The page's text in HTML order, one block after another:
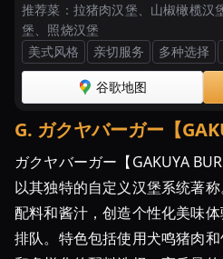
推荐菜： 拉猪肉汉堡、山椒橄榄汉
堡、照烧汉堡
美式风格
亲切服务 多种选择
谷歌地图
G. ガクヤバーガー【
ガクヤバーガー【GAKUYA
以其独特的自定义汉堡系统著称
配料和酱汁，创造个性化美味
排队。特色包括使用犬鸣猪肉